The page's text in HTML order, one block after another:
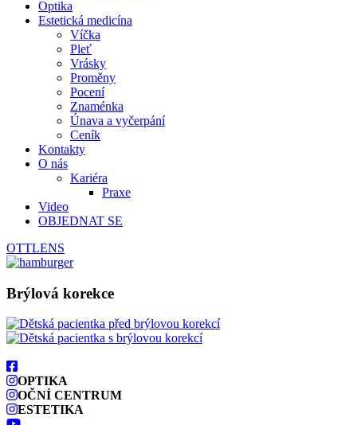
Optika
Estetická medicína
Víčka
Pleť
Vrásky
Proměny
Pocení
Znaménka
Únava a vyčerpání
Ceník
Kontakty
O nás
Kariéra
Praxe
Video
OBJEDNAT SE
OTTLENS
Brýlová korekce
OPTIKA
OČNÍ CENTRUM
ESTETIKA